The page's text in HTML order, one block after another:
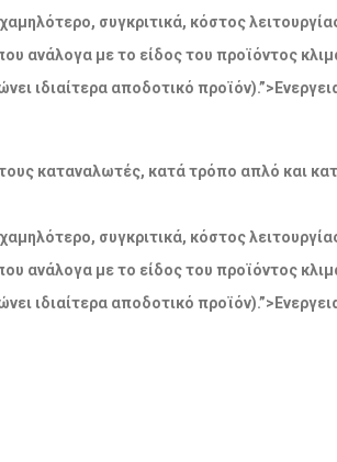
συγκριτικά, κόστος
ανάλογα με το είδος του προϊόντος
ιδιαίτερα αποδοτικό
καταναλωτές, κατά τρόπο απλό και
συγκριτικά, κόστος
ανάλογα με το είδος του προϊόντος
ιδιαίτερα αποδοτικό